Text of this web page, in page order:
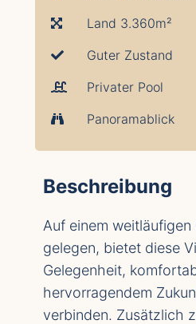
Land 3.360m²
Guter Zustand
Privater Pool
Panoramablick
Beschreibung
Auf einem weitläufigen
gelegen, bietet diese
Gelegenheit,
hervorragendem
verbinden. Zusätzlich